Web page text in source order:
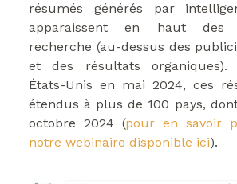
résumés générés par
apparaissent en haut des
recherche (au-dessus des
et des résultats organiques).
États-Unis en mai 2024, ces
étendus à plus de 100 pays,
octobre 2024 (pour en savoir
notre webinaire disponible ici).